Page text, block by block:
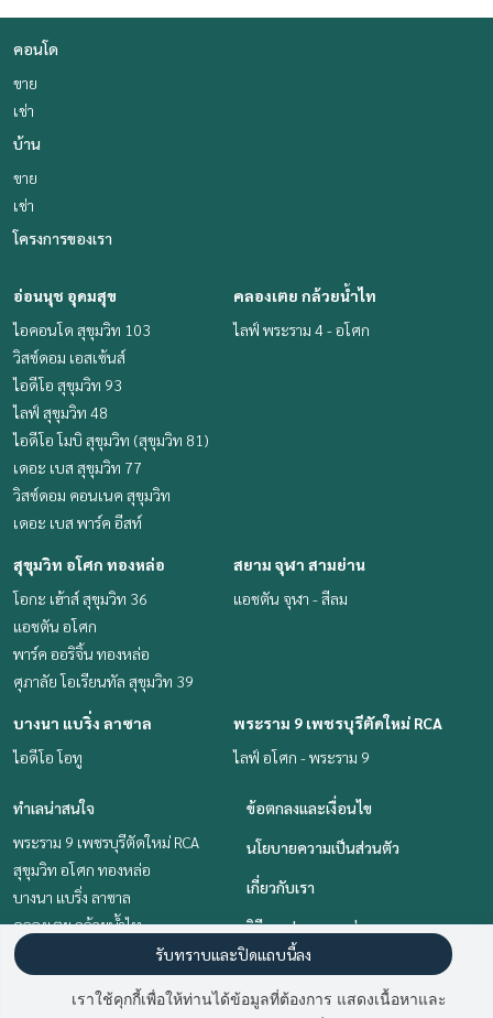
คอนโด
ขาย
เช่า
บ้าน
ขาย
เช่า
โครงการของเรา
อ่อนนุช อุดมสุข
ไอคอนโด สุขุมวิท 103
วิสซ์ดอม เอสเซ้นส์
ไอดีโอ สุขุมวิท 93
ไลฟ์ สุขุมวิท 48
ไอดีโอ โมบิ สุขุมวิท (สุขุมวิท 81)
เดอะ เบส สุขุมวิท 77
วิสซ์ดอม คอนเนค สุขุมวิท
เดอะ เบส พาร์ค อีสท์
คลองเตย กล้วยน้ำไท
ไลฟ์ พระราม 4 - อโศก
สุขุมวิท อโศก ทองหล่อ
โอกะ เฮ้าส์ สุขุมวิท 36
แอชตัน อโศก
พาร์ค ออริจิ้น ทองหล่อ
ศุภาลัย โอเรียนทัล สุขุมวิท 39
สยาม จุฬา สามย่าน
แอชตัน จุฬา - สีลม
บางนา แบริ่ง ลาซาล
ไอดีโอ โอทู
พระราม 9 เพชรบุรีตัดใหม่ RCA
ไลฟ์ อโศก - พระราม 9
ทำเลน่าสนใจ
พระราม 9 เพชรบุรีตัดใหม่ RCA
สุขุมวิท อโศก ทองหล่อ
บางนา แบริ่ง ลาซาล
คลองเตย กล้วยน้ำไท
อ่อนนุช อุดมสุข
สยาม จุฬา สามย่าน
ข้อตกลงและเงื่อนไข
นโยบายความเป็นส่วนตัว
เกี่ยวกับเรา
วิธีการฝากขาย-เช่า
ติดต่อ
เราใช้คุกกี้เพื่อให้ท่านได้ข้อมูลที่ต้องการ แสดงเนื้อหาและ
รับทราบและปิดแถบนี้ลง